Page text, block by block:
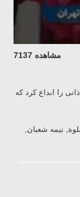
مشاهده 7137
را ابداع کرد که
نیمه شعبان,